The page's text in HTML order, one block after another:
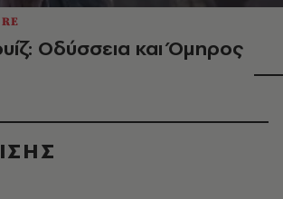
Οδύσσεια και Όμηρος